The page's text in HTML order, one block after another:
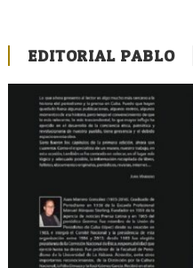
EDITORIAL PABLO